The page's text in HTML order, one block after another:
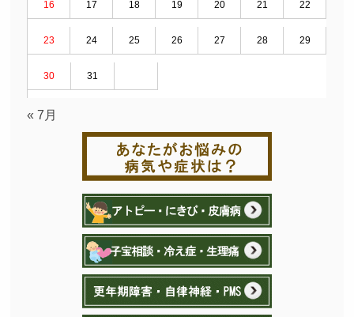
16 17 18 19 20 21 22
23 24 25 26 27 28 29
30 31
« 7月